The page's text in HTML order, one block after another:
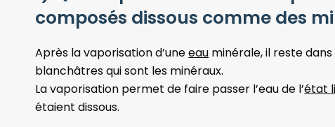
composés dissous comme des
Après la vaporisation d’uneeau minérale, il reste
blanchâtres qui sont les minéraux.
La vaporisation permet de faire passer l’eau de l’état
étaient dissous.